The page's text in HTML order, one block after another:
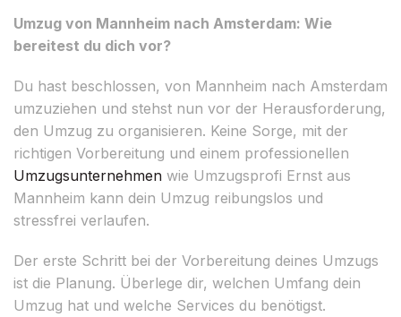
Umzug von Mannheim nach Amsterdam: Wie
bereitest du dich vor?
Du hast beschlossen, von Mannheim nach Amsterdam
umzuziehen und stehst nun vor der Herausforderung,
den Umzug zu organisieren. Keine Sorge, mit der
richtigen Vorbereitung und einem professionellen
Umzugsunternehmen wie Umzugsprofi Ernst aus
Mannheim kann dein Umzug reibungslos und
stressfrei verlaufen.
Der erste Schritt bei der Vorbereitung deines Umzugs
ist die Planung. Überlege dir, welchen Umfang dein
Umzug hat und welche Services du benötigst.